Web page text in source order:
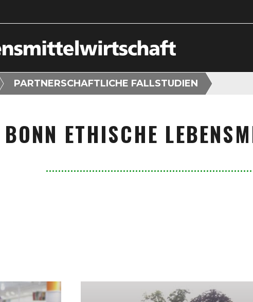
PARTNERSCHAFTLICHE FALLSTUDIEN
ETHISCHE